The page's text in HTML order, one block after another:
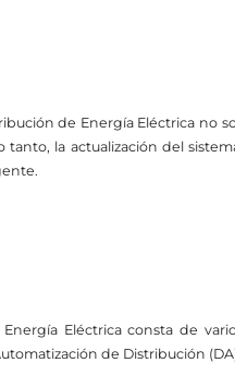
de Energía Eléctrica no
la actualización del
Eléctrica consta de
de Distribución